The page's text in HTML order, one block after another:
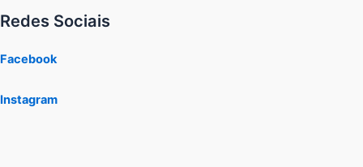
Redes Sociais
Facebook
Instagram